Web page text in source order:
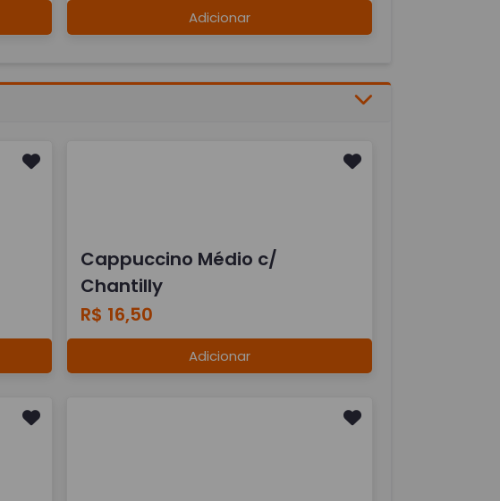
Adicionar
Cappuccino Médio c/
Chantilly
R$ 16,50
Adicionar